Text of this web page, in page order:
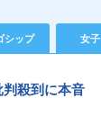
シップ 女子
判殺到に本音